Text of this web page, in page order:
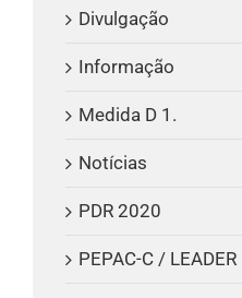
Divulgação
Informação
Medida D 1.
Notícias
PDR 2020
PEPAC-C / LEADER